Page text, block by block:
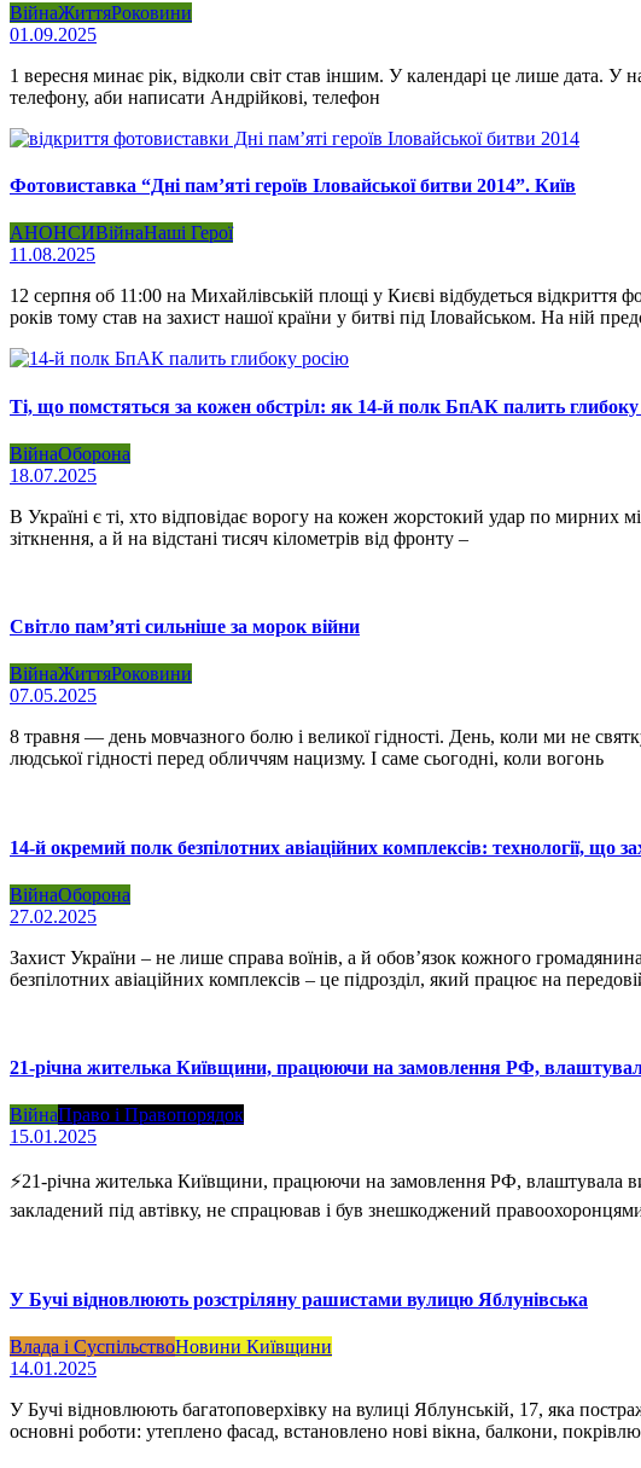
ВійнаЖиттяРоковини
01.09.2025
1 вересня минає рік, відколи світ став іншим. У календарі це лише дата. У
телефону, аби написати Андрійкові, телефон
Фотовиставка “Дні пам’яті героїв Іловайської битви 2014”. Київ
АНОНСИВійнаНаші Герої
11.08.2025
12 серпня об 11:00 на Михайлівській площі у Києві відбудеться відкриття
років тому став на захист нашої країни у битві під Іловайськом. На ній
Ті, що помстяться за кожен обстріл: як 14-й полк БпАК палить глибоку
ВійнаОборона
18.07.2025
В Україні є ті, хто відповідає ворогу на кожен жорстокий удар по мирних
зіткнення, а й на відстані тисяч кілометрів від фронту –
Світло пам’яті сильніше за морок війни
ВійнаЖиттяРоковини
07.05.2025
8 травня — день мовчазного болю і великої гідності. День, коли ми не
людської гідності перед обличчям нацизму. І саме сьогодні, коли вогонь
14-й окремий полк безпілотних авіаційних комплексів: технології, що
ВійнаОборона
27.02.2025
Захист України – не лише справа воїнів, а й обов’язок кожного
безпілотних авіаційних комплексів – це підрозділ, який працює на
21-річна жителька Київщини, працюючи на замовлення РФ,
ВійнаПраво і Правопорядок
15.01.2025
⚡️21-річна жителька Київщини, працюючи на замовлення РФ, влаштувала
закладений під автівку, не спрацював і був знешкоджений
У Бучі відновлюють розстріляну рашистами вулицю Яблунівська
Влада і СуспільствоНовини Київщини
14.01.2025
У Бучі відновлюють багатоповерхівку на вулиці Яблунській, 17, яка
основні роботи: утеплено фасад, встановлено нові вікна, балкони,